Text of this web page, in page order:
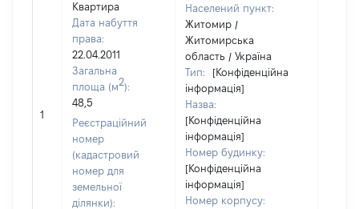
1
Квартира
Дата набуття
права:
22.04.2011
Загальна
площа (м2):
48,5
Реєстраційний
номер
(кадастровий
номер для
земельної
ділянки):
Населений пункт:
Житомир /
Житомирська
область / Україна
Тип:
[Конфіденційна
інформація]
Назва:
[Конфіденційна
інформація]
Номер будинку:
[Конфіденційна
інформація]
Номер корпусу: